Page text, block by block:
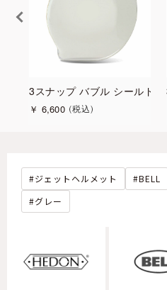
3スナップ バブル シールド
￥ 6,600 税込
ジェットヘルメット BELL
グレー